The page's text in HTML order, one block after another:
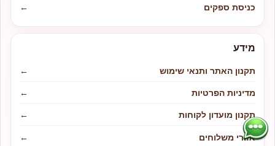
כניסת ספקים
←
מידע
תקנון האתר ותנאי שימוש
←
מדיניות הפרטיות
←
תקנון מועדון לקוחות
←
אזורי משלוחים
←